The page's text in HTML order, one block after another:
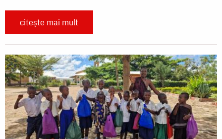
citește mai mult